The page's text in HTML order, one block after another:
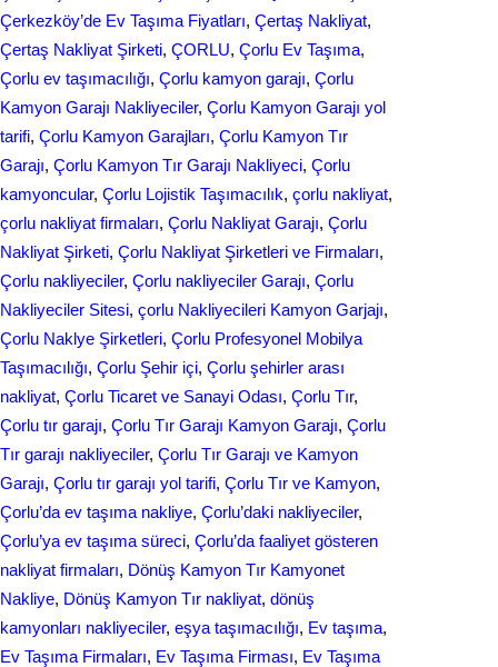
Çerkezköy’de Ev Taşıma Fiyatları, Çertaş Nakliyat
Çertaş Nakliyat Şirketi, ÇORLU, Çorlu Ev Taşıma
Çorlu ev taşımacılığı, Çorlu kamyon garajı, Çorlu
Kamyon Garajı Nakliyeciler, Çorlu Kamyon Garajı yol
tarifi, Çorlu Kamyon Garajları, Çorlu Kamyon Tır
Garajı, Çorlu Kamyon Tır Garajı Nakliyeci, Çorlu
kamyoncular, Çorlu Lojistik Taşımacılık, çorlu nakliyat
çorlu nakliyat firmaları, Çorlu Nakliyat Garajı, Çorlu
Nakliyat Şirketi, Çorlu Nakliyat Şirketleri ve Firmaları
Çorlu nakliyeciler, Çorlu nakliyeciler Garajı, Çorlu
Nakliyeciler Sitesi, çorlu Nakliyecileri Kamyon Garjajı
Çorlu Naklye Şirketleri, Çorlu Profesyonel Mobilya
Taşımacılığı, Çorlu Şehir içi, Çorlu şehirler arası
nakliyat, Çorlu Ticaret ve Sanayi Odası, Çorlu Tır
Çorlu tır garajı, Çorlu Tır Garajı Kamyon Garajı, Çorlu
Tır garajı nakliyeciler, Çorlu Tır Garajı ve Kamyon
Garajı, Çorlu tır garajı yol tarifi, Çorlu Tır ve Kamyon
Çorlu’da ev taşıma nakliye, Çorlu’daki nakliyeciler
Çorlu’ya ev taşıma süreci, Çorlu’da faaliyet gösteren
nakliyat firmaları, Dönüş Kamyon Tır Kamyonet
Nakliye, Dönüş Kamyon Tır nakliyat, dönüş
kamyonları nakliyeciler, eşya taşımacılığı, Ev taşıma
Ev Taşıma Firmaları, Ev Taşıma Firması, Ev Taşıma